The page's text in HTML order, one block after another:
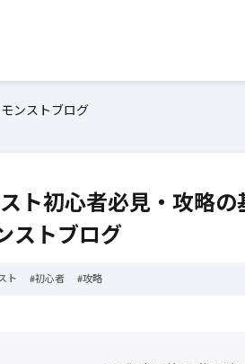
ンストブログ
ト初心者必見・攻略
ストブログ
ト #初心者 #攻略